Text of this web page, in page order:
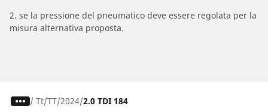
2. se la pressione del pneumatico deve essere regolata per la
misura alternativa proposta.
/ Tt TT 2024 2.0 TDI 184